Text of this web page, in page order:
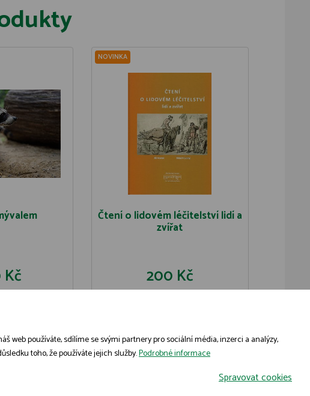
Kč
NOVINKA
Čtení o lidovém léčitelství lidí a
zvířat
200 Kč
web používáte, sdílíme se svými partnery pro sociální média, inzerci a analýzy,
toho, že používáte jejich služby.Podrobné informace
Spravovat cookies